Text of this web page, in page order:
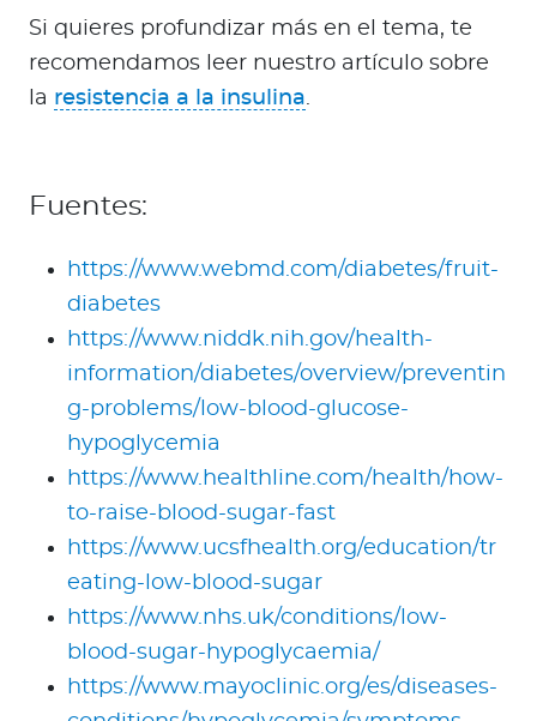
Si quieres profundizar más en el tema, te
recomendamos leer nuestro artículo sobre
la resistencia a la insulina.
Fuentes:
https://www.webmd.com/diabetes/fruit-
diabetes
https://www.niddk.nih.gov/health-
information/diabetes/overview/preventin
g-problems/low-blood-glucose-
hypoglycemia
https://www.healthline.com/health/how-
to-raise-blood-sugar-fast
https://www.ucsfhealth.org/education/tr
eating-low-blood-sugar
https://www.nhs.uk/conditions/low-
blood-sugar-hypoglycaemia/
https://www.mayoclinic.org/es/diseases-